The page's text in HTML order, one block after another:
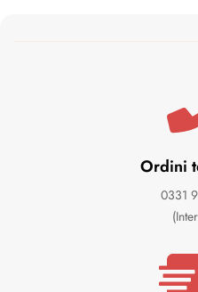
Ordini
0331